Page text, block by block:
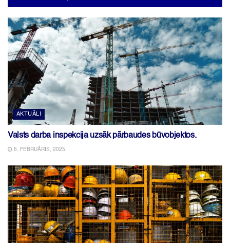
AKTUĀLI
Valsts darba inspekcija uzsāk pārbaudes būvobjektos.
6. FEBRUĀRIS, 2025